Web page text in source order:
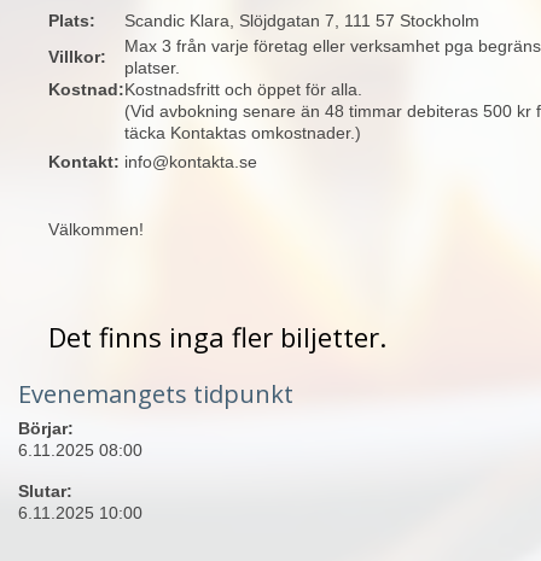
Plats:
Scandic Klara, Slöjdgatan 7, 111 57 Stockholm
Villkor:
Max 3 från varje företag eller verksamhet pga
platser.
Kostnad:Kostnadsfritt och öppet för alla.
(Vid avbokning senare än 48 timmar debiteras 500 kr
täcka Kontaktas omkostnader.)
Kontakt: info@kontakta.se
Välkommen!
Det finns inga fler biljetter.
Evenemangets tidpunkt
Börjar:
6.11.2025 08:00
Slutar:
6.11.2025 10:00